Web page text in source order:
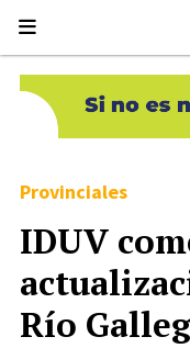
IDUV
Río
Provinciales